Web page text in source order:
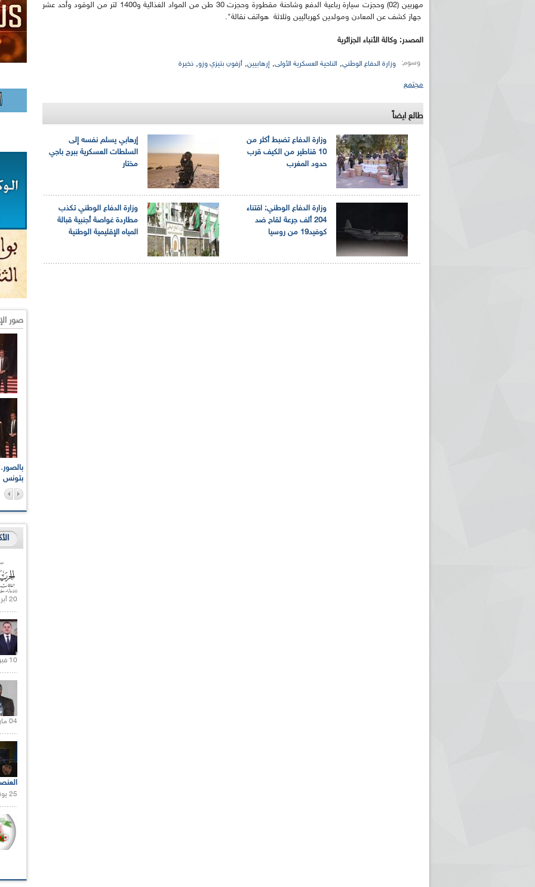
مهربين (02) وحجزت سيارة رباعية الدفع وشاحنة مقطورة وحجزت 30 طن من المواد الغذائية و1400 لتر من الوقود وأحد عشر
جهاز كشف عن المعادن ومولدين كهربائيين وثلاثة هواتف نقالة".
المصدر: وكالة الأنباء الجزائرية
وسوم: وزارة الدفاع الوطني, الناحية العسكرية الأولى, إرهابيين, أزفون بتيزي وزو, ذخيرة
مجتمع
طالع ايضاً
إرهابي يسلم نفسه إلى
السلطات العسكرية ببرج باجي
مختار
وزارة الدفاع تضبط أكثر من
10 قناطير من الكيف قرب
حدود المغرب
وزارة الدفاع الوطني تكذب
مطاردة غواصة أجنبية قبالة
المياه الإقليمية الوطنية
وزارة الدفاع الوطني: اقتناء
204 ألف جرعة لقاح ضد
كوفيد19 من روسيا
صور
بتونس
20 أبريل 2021 |
10 فبراير 2021 |
04 مارس 2020 |
25 يونيو 2021 |